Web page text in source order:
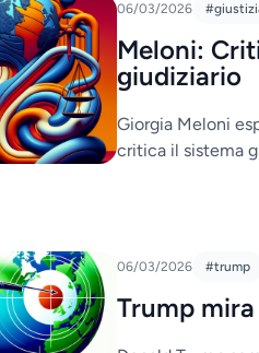
06/03/2026
Meloni:
giudiziario
Giorgia Meloni
critica il sistema
06/03/2026 #trump
Trump